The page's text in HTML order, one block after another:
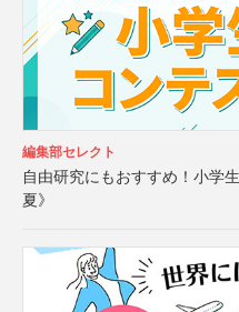
編集部セレクト
自由研究にもおすすめ！小学
夏》